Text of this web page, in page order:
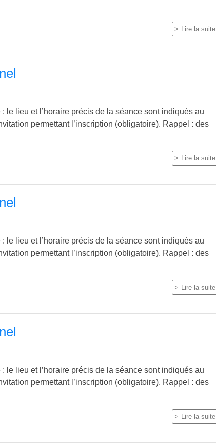
Lire la suite
le lieu et l’horaire précis de la séance sont indiqués au
permettant l’inscription (obligatoire). Rappel : des
Lire la suite
le lieu et l’horaire précis de la séance sont indiqués au
permettant l’inscription (obligatoire). Rappel : des
Lire la suite
le lieu et l’horaire précis de la séance sont indiqués au
permettant l’inscription (obligatoire). Rappel : des
Lire la suite